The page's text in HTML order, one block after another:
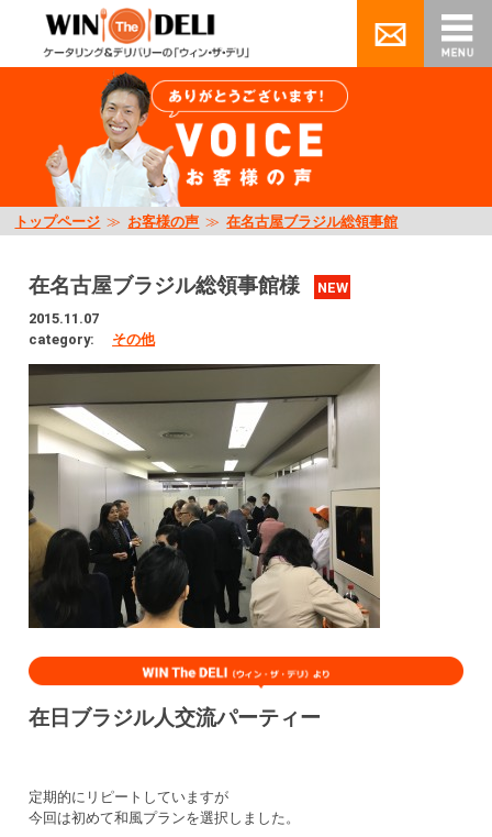
トップページ ≫ お客様の声 ≫在名古屋ブラジル総領事館
在名古屋ブラジル総領事館様
NEW
2015.11.07
category:
その他
在日ブラジル人交流パーティー
定期的にリピートしていますが
今回は初めて和風プランを選択しました。